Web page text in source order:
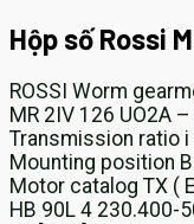
Hộp số Rossi
ROSSI Worm
MR 2IV 126 UO2A
Transmission ratio i
Mounting position
Motor catalog TX (
HB 90L 4 230.400-